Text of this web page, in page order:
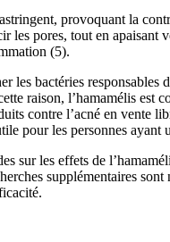
provoquant la
les pores, tout en apaisant
(5).
les bactéries responsables
raison, l’hamamélis est
contre l’acné en vente
pour les personnes ayant
sur les effets de
supplémentaires sont